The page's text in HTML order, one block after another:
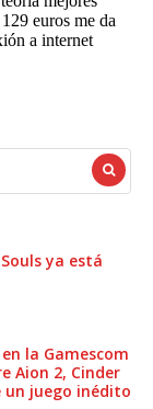
ya está
la Gamescom
Aion 2, Cinder
un juego inédito